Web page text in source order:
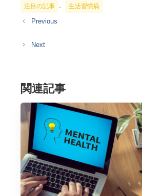
カ
テ
ゴ
ー
注目の記事 、 生活習慣病
関連記事